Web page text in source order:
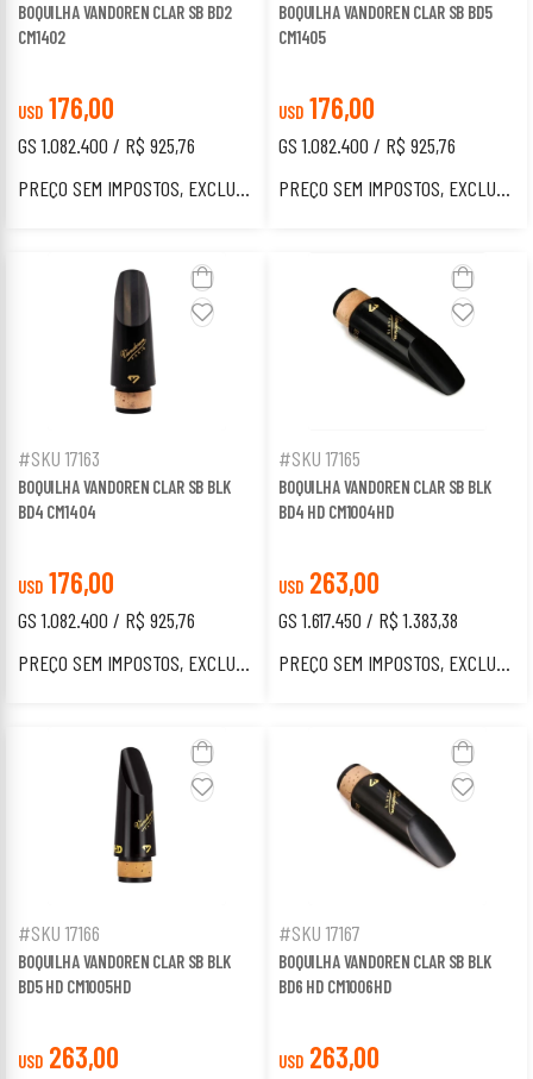
BOQUILHA VANDOREN CLAR SB BD2
CM1402
USD 176,00
GS 1.082.400 / R$ 925,76
PREÇO SEM IMPOSTOS, EXCLUSIVO PARA ESTRANGEIROS.
BOQUILHA VANDOREN CLAR SB BD5
CM1405
USD 176,00
GS 1.082.400 / R$ 925,76
PREÇO SEM IMPOSTOS, EXCLUSIVO PARA ESTRANGEIROS.
#SKU 17163
BOQUILHA VANDOREN CLAR SB BLK
BD4 CM1404
USD 176,00
GS 1.082.400 / R$ 925,76
PREÇO SEM IMPOSTOS, EXCLUSIVO PARA ESTRANGEIROS.
#SKU 17165
BOQUILHA VANDOREN CLAR SB BLK
BD4 HD CM1004HD
USD 263,00
GS 1.617.450 / R$ 1.383,38
PREÇO SEM IMPOSTOS, EXCLUSIVO PARA ESTRANGEIROS.
#SKU 17166
BOQUILHA VANDOREN CLAR SB BLK
BD5 HD CM1005HD
USD 263,00
#SKU 17167
BOQUILHA VANDOREN CLAR SB BLK
BD6 HD CM1006HD
USD 263,00